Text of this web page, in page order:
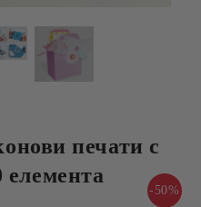
печати с
-50%